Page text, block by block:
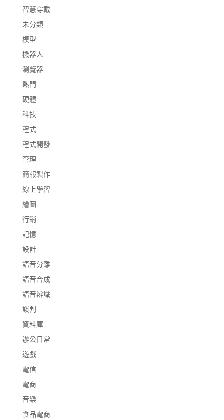
智慧穿戴
未分類
模型
機器人
瀏覽器
熱門
硬體
科技
程式
程式開發
管理
簡報製作
線上學習
繪圖
行銷
記憶
設計
語音分離
語音合成
語音辨識
談判
資料庫
辦公日常
遊戲
電信
電商
音樂
食品電商